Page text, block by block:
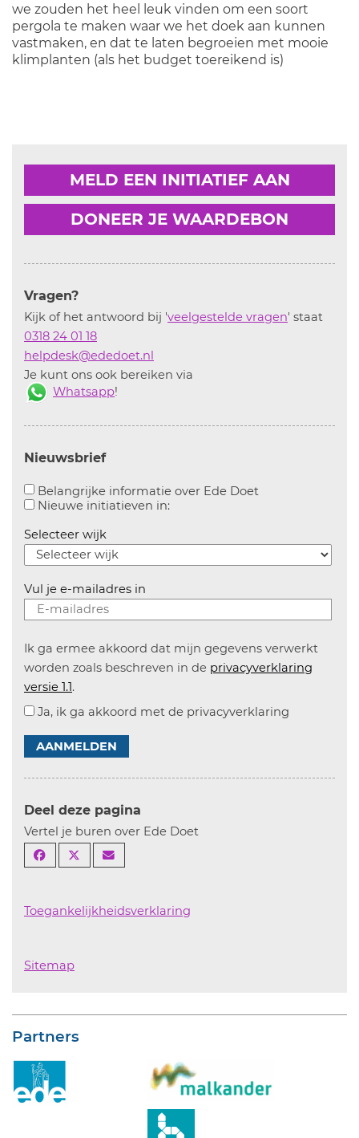
we zouden het heel leuk vinden om een soort
pergola te maken waar we het doek aan kunnen
vastmaken, en dat te laten begroeien met mooie
klimplanten (als het budget toereikend is)
MELD EEN INITIATIEF AAN
DONEER JE WAARDEBON
Vragen?
Kijk of het antwoord bij 'veelgestelde vragen' staat
0318 24 01 18
helpdesk@ededoet.nl
Je kunt ons ook bereiken via
Whatsapp!
Nieuwsbrief
Belangrijke informatie over Ede Doet
Nieuwe initiatieven in:Aanvinken om informatie over
Selecteer wijk
Vul je e-mailadres in
Ik ga ermee akkoord dat mijn gegevens verwerkt
worden zoals beschreven in de privacyverklaring
versie 1.1.
Ja, ik ga akkoord met de privacyverklaring
AANMELDEN
Deel deze pagina
Vertel je buren over Ede Doet
Toegankelijkheidsverklaring
Sitemap
Partners